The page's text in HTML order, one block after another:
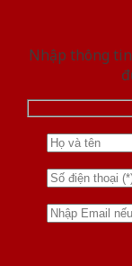
Nhập thông